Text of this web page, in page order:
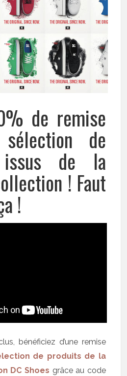
de remise
de
issus de la
! Faut
!
bénéficiez d’une remise
de produits de la
DC Shoes grâce au code